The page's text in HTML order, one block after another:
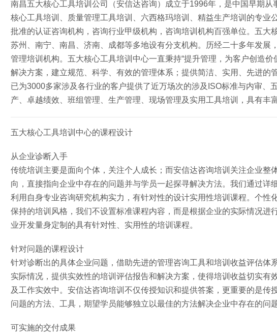
南昌五大核心工具培训公司（安信达咨询）成立于1996年，是中国早期
核心工具培训、质量管理工具培训、六西格玛培训、精益生产培训的专
批准的认证咨询机构，咨询行业甲级机构，咨询培训机构百强单位。五
苏州、南宁、南昌、济南、成都等多地设有分支机构。历经二十多年发
管理培训机构。五大核心工具培训中心一直秉持“提升管理，为客户创造
解决方案，建立规范、科学、有效的管理体系；提供简洁、实用、先进
已为3000多家涉及各行业的客户提供了近万场次的涉及ISO标准与内审
产、卓越绩效、班组管理、生产管理、现场管理及实用工具培训，具有丰
五大核心工具培训中心的课程设计
从企业诊断入手
传统培训主要是面向个体，关注个人成长；而安信达咨询培训关注企业整
向，直接指向企业中存在的问题并与学员一起探寻解决方法。我们通过详
利用自身专业咨询研究机构实力，有针对性的设计实用性培训课程。个性
保持的培训风格，我们不设置标准课程内容，而是根据企业的实际情况进
业开发量身定制的具有针对性、实用性的培训课程。
针对问题的课程设计
针对诊断出的具体企业问题，借助先进的管理咨询工具和培训收益评估体
实际情况，提供实效性的培训评估报告和解决方案，使得培训收益切实有
及工作实效中。安信达咨询培训不仅传授知识和提供答案，更重要的是传
问题的方法、工具，期望学员能够独立以最佳的方法解决企业中存在的问
可实施的交付成果